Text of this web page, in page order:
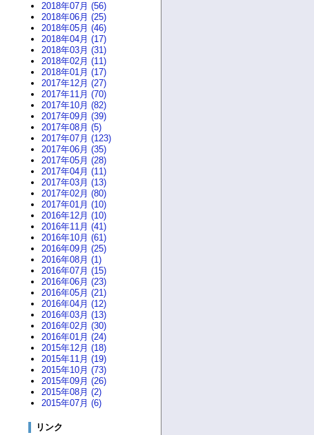
2018年07月 (56)
2018年06月 (25)
2018年05月 (46)
2018年04月 (17)
2018年03月 (31)
2018年02月 (11)
2018年01月 (17)
2017年12月 (27)
2017年11月 (70)
2017年10月 (82)
2017年09月 (39)
2017年08月 (5)
2017年07月 (123)
2017年06月 (35)
2017年05月 (28)
2017年04月 (11)
2017年03月 (13)
2017年02月 (80)
2017年01月 (10)
2016年12月 (10)
2016年11月 (41)
2016年10月 (61)
2016年09月 (25)
2016年08月 (1)
2016年07月 (15)
2016年06月 (23)
2016年05月 (21)
2016年04月 (12)
2016年03月 (13)
2016年02月 (30)
2016年01月 (24)
2015年12月 (18)
2015年11月 (19)
2015年10月 (73)
2015年09月 (26)
2015年08月 (2)
2015年07月 (6)
リンク